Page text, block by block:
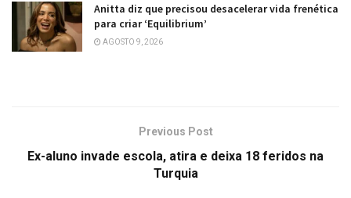
Anitta diz que precisou desacelerar vida frenética
para criar ‘Equilibrium’
AGOSTO 9, 2026
Previous Post
Ex-aluno invade escola, atira e deixa 18 feridos na
Turquia